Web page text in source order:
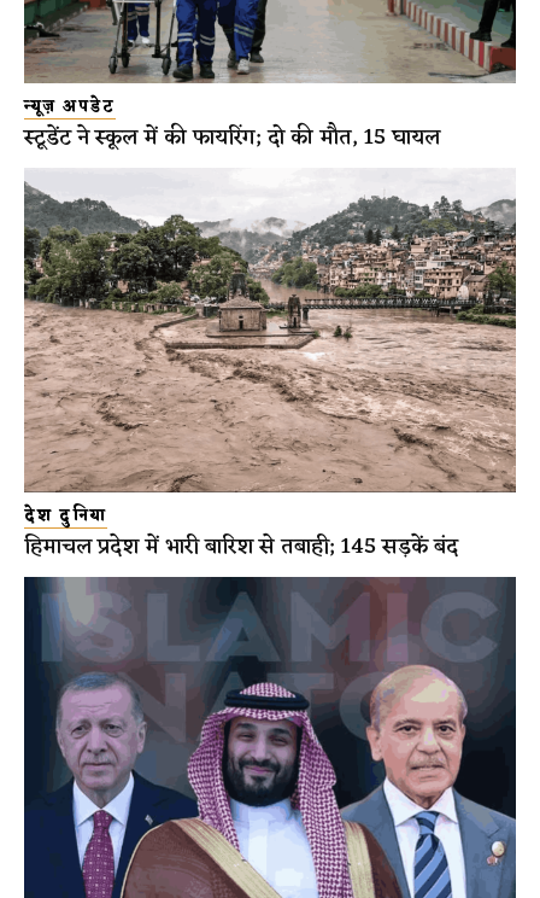
न्यूज़ अपडेट
स्टूडेंट ने स्कूल में की फायरिंग; दो की मौत, 15 घायल
देश दुनिया
हिमाचल प्रदेश में भारी बारिश से तबाही; 145 सड़कें बंद